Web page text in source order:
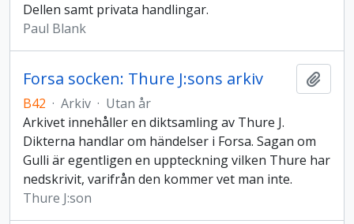
Dellen samt privata handlingar.
Paul Blank
Forsa socken: Thure J:sons arkiv
B42 · Arkiv · Utan år
Arkivet innehåller en diktsamling av Thure J.
Dikterna handlar om händelser i Forsa. Sagan om
Gulli är egentligen en uppteckning vilken Thure har
nedskrivit, varifrån den kommer vet man inte.
Thure J:son